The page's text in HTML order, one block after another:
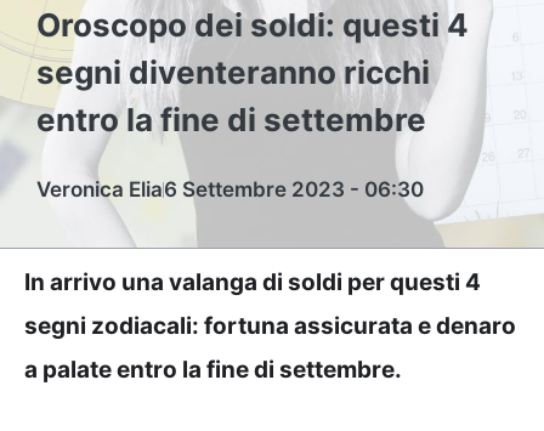
Oroscopo dei soldi: questi 4
segni diventeranno ricchi
entro la fine di settembre
Veronica Elia6 Settembre 2023 - 06:30
In arrivo una valanga di soldi per questi 4
segni zodiacali: fortuna assicurata e denaro
a palate entro la fine di settembre.